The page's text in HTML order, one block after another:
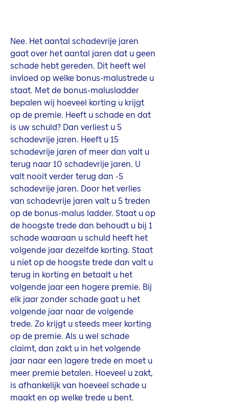
Nee. Het aantal schadevrije jaren
gaat over het aantal jaren dat u geen
schade hebt gereden. Dit heeft wel
invloed op welke bonus-malustrede u
staat. Met de bonus-malusladder
bepalen wij hoeveel korting u krijgt
op de premie. Heeft u schade en dat
is uw schuld? Dan verliest u 5
schadevrije jaren. Heeft u 15
schadevrije jaren of meer dan valt u
terug naar 10 schadevrije jaren. U
valt nooit verder terug dan -5
schadevrije jaren. Door het verlies
van schadevrije jaren valt u 5 treden
op de bonus-malus ladder. Staat u op
de hoogste trede dan behoudt u bij 1
schade waaraan u schuld heeft het
volgende jaar dezelfde korting. Staat
u niet op de hoogste trede dan valt u
terug in korting en betaalt u het
volgende jaar een hogere premie. Bij
elk jaar zonder schade gaat u het
volgende jaar naar de volgende
trede. Zo krijgt u steeds meer korting
op de premie. Als u wel schade
claimt, dan zakt u in het volgende
jaar naar een lagere trede en moet u
meer premie betalen. Hoeveel u zakt,
is afhankelijk van hoeveel schade u
maakt en op welke trede u bent.